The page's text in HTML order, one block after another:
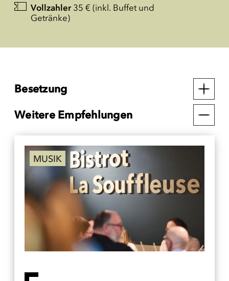
Vollzahler 35 € (inkl. Buffet und
Getränke)
Besetzung
Weitere Empfehlungen
MUSIK